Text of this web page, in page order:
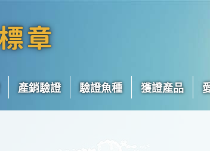
產銷驗證 驗證魚種 獲證產品